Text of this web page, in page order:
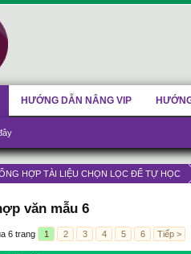
HỢP TÀI LIỆU CHỌN LỌC ĐỂ TỰ HỌC
văn mẫu 6
6 trang 1 2 3 4 5 6 Tiếp >
HƯỚNG DẪN NÂNG VIP